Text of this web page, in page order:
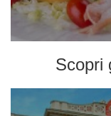
Scopri